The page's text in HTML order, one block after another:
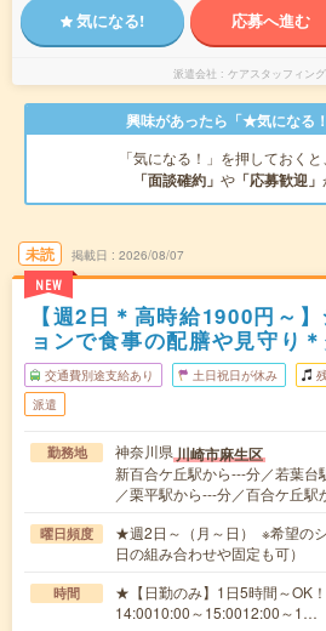
気になる! 応募へ進む
派遣会社 ケアスタッフィン
興味があったら「★気になる
「気になる！」を押しておく
「面談確約」 や 「応募歓迎」
未読
NEW
掲載日 2026/08/07
【週2日＊高時給1900円～
ョンで食事の配膳や見守り
交通費別途支給あり 土日祝日が休み
派遣
勤務地 神奈川県川崎市麻生区
新百合ケ丘駅から---分／若葉
／栗平駅から---分／百合ケ丘駅
曜日頻度
★週2日～（月～日） ※希望の
日の組み合わせや固定も可）
時間
★【日勤のみ】1日5時間～OK
14:0010:00～15:0012:00～1…